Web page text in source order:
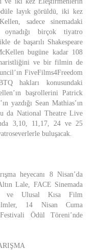
layık görüldü, iki kez
sadece sinemadaki
oynadığı birçok tiyatro
de başarılı Shakespeare
bugüne kadar 108
ve bir filmin de
FiveFilms4Freedom
hakları konusundaki
başrollerini Patrick
yazdığı Sean Mathias’ın
da National Theatre Live
3,10, 11,17, 24 ve 25
buluşacak.
heyecanı 8 Nisan’da
Lale, FACE Sinemada
ve Ulusal Kısa Film
14 Nisan Cuma
Ödül Töreni’nde